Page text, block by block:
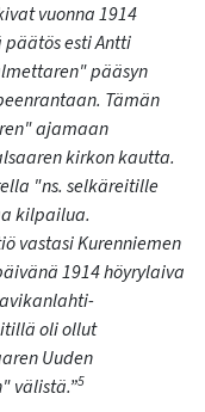
vuonna 1914
esti Antti
" pääsyn
Tämän
" ajamaan
kirkon kautta.
"ns. selkäreitille
kilpailua.
vastasi Kurenniemen
1914 höyrylaiva
-
oli ollut
Uuden
välistä.”5